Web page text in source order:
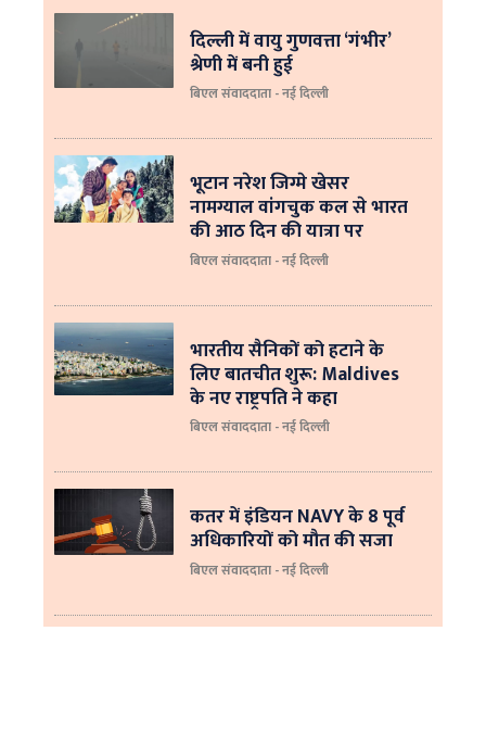
दिल्ली में वायु गुणवत्ता ‘गंभीर’
श्रेणी में बनी हुई
बिएल संवाददाता - नई दिल्ली
भूटान नरेश जिग्मे खेसर
नामग्याल वांगचुक कल से भारत
की आठ दिन की यात्रा पर
बिएल संवाददाता - नई दिल्ली
भारतीय सैनिकों को हटाने के
लिए बातचीत शुरू: Maldives
के नए राष्ट्रपति ने कहा
बिएल संवाददाता - नई दिल्‍ली
कतर में इंडियन NAVY के 8 पूर्व
अधिकारियों को मौत की सजा
बिएल संवाददाता - नई दिल्ली